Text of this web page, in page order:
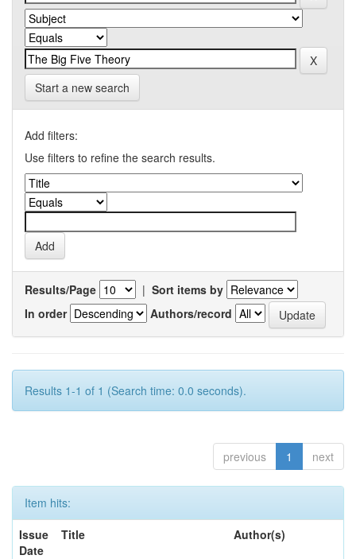
Start a new search
Add filters:
Use filters to refine the search results.
Results/Page | Sort items by
In order
Authors/record
Results 1-1 of 1 (Search time: 0.0 seconds).
previous 1 next
Item hits:
Issue
Date
Title Author(s)